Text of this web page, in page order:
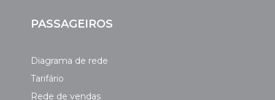
PASSAGEIROS
Diagrama de rede
Tarifário
Rede de vendas